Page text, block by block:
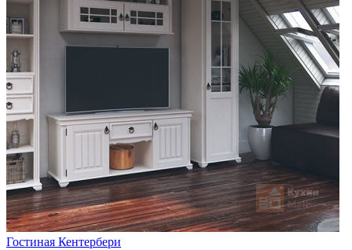
Гостиная Кентербери